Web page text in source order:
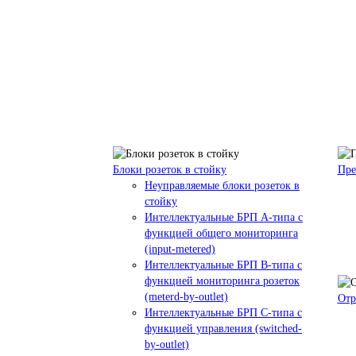
Блоки розеток в стойку
Неуправляемые блоки розеток в
стойку
Интеллектуальные БРП А-типа с
функцией общего мониторинга
(input-metered)
Интеллектуальные БРП B-типа с
функцией мониторинга розеток
(meterd-by-outlet)
Интеллектуальные БРП C-типа с
функцией управления (switched-
by-outlet)